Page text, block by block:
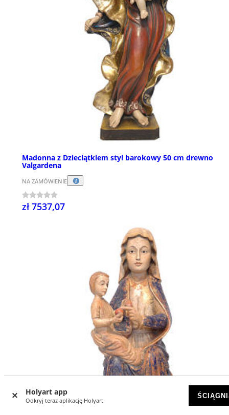
Holyart app
Odkryj teraz aplikację Holyart
Madonna z Dzieciątkiem styl barokowy 50 cm drewno
Valgardena
NA ZAMÓWIENIE
zł 7537,07